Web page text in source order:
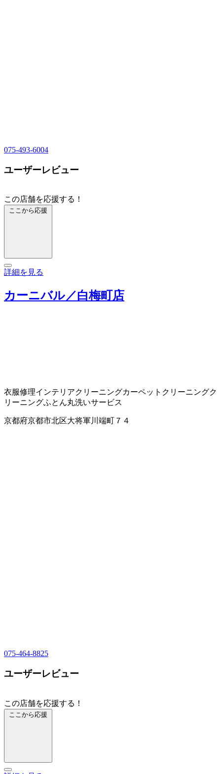
075-493-6004
ユーザーレビュー
この店舗を応援する！
ここから応援
詳細を見る
カーニバル／白梅町店
衣服修理インテリアクリーニングカーペットクリーニングク
リーニングふとん丸洗いサービス
京都府京都市北区大将軍川端町７４
075-464-8825
ユーザーレビュー
この店舗を応援する！
ここから応援